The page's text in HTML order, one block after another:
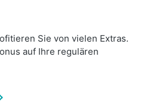
Sie von vielen Extras.
auf Ihre regulären